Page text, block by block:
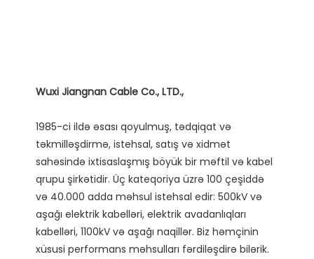
1985-ci ildə əsası qoyulmuş, tədqiqat və
təkmilləşdirmə, istehsal, satış və xidmət
sahəsində ixtisaslaşmış böyük bir məftil və kabel
qrupu şirkətidir. Üç kateqoriya üzrə 100 çeşiddə
və 40.000 adda məhsul istehsal edir: 500kV və
aşağı elektrik kabelləri, elektrik avadanlıqları
kabelləri, 1100kV və aşağı naqillər. Biz həmçinin
xüsusi performans məhsulları fərdiləşdirə bilərik.